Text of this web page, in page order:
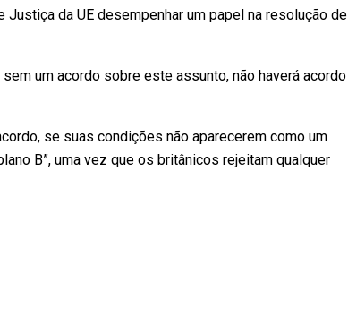
da UE desempenhar um papel na resolução de
um acordo sobre este assunto, não haverá acordo
se suas condições não aparecerem como um
B”, uma vez que os britânicos rejeitam qualquer